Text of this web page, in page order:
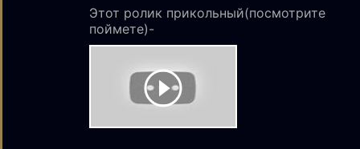
Этот ролик прикольный(посмотрите
поймете)-